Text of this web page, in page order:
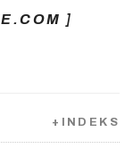
]
+INDEKS